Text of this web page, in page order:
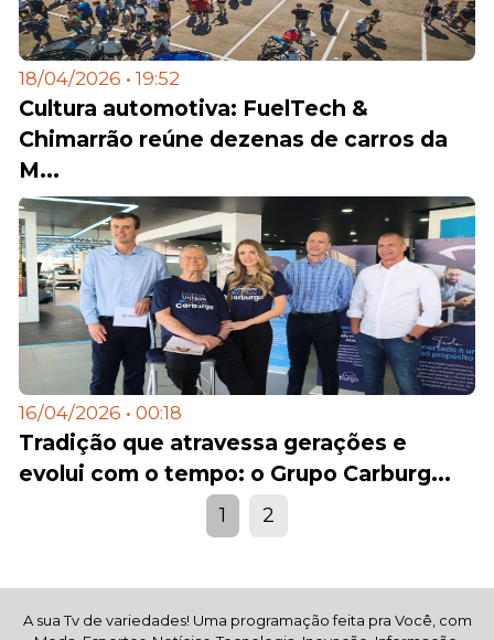
18/04/2026 • 19:52
Cultura automotiva: FuelTech &
Chimarrão reúne dezenas de carros da
M...
16/04/2026 • 00:18
Tradição que atravessa gerações e
evolui com o tempo: o Grupo Carburg...
1 2
A sua Tv de variedades! Uma programação feita pra Você, com